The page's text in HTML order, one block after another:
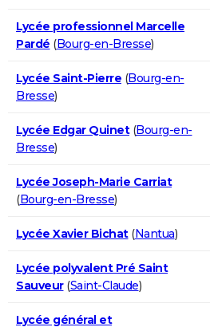
Lycée professionnel Marcelle
Pardé (Bourg-en-Bresse)
Lycée Saint-Pierre (Bourg-en-
Bresse)
Lycée Edgar Quinet(Bourg-en-
Bresse)
Lycée Joseph-Marie Carriat
(Bourg-en-Bresse)
Lycée Xavier Bichat(Nantua)
Lycée polyvalent Pré Saint
Sauveur(Saint-Claude)
Lycée général et